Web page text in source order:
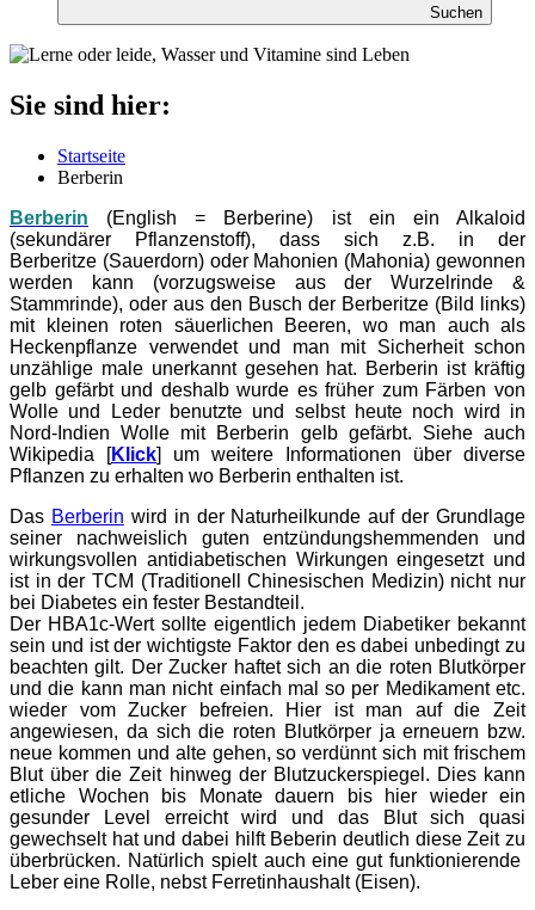
Suchen
Sie sind hier:
Startseite
Berberin
Berberin (English = Berberine) ist ein ein Alkaloid
(sekundärer Pflanzenstoff), dass sich z.B. in der
Berberitze (Sauerdorn) oder Mahonien (Mahonia) gewonnen
werden kann (vorzugsweise aus der Wurzelrinde &
Stammrinde), oder aus den Busch der Berberitze (Bild links)
mit kleinen roten säuerlichen Beeren, wo man auch als
Heckenpflanze verwendet und man mit Sicherheit schon
unzählige male unerkannt gesehen hat. Berberin ist kräftig
gelb gefärbt und deshalb wurde es früher zum Färben von
Wolle und Leder benutzte und selbst heute noch wird in
Nord-Indien Wolle mit Berberin gelb gefärbt. Siehe auch
Wikipedia [Klick] um weitere Informationen über diverse
Pflanzen zu erhalten wo Berberin enthalten ist.
Das Berberin wird in der Naturheilkunde auf der Grundlage
seiner nachweislich guten entzündungshemmenden und
wirkungsvollen antidiabetischen Wirkungen eingesetzt und
ist in der TCM (Traditionell Chinesischen Medizin) nicht nur
bei Diabetes ein fester Bestandteil.
Der HBA1c-Wert sollte eigentlich jedem Diabetiker bekannt
sein und ist der wichtigste Faktor den es dabei unbedingt zu
beachten gilt. Der Zucker haftet sich an die roten Blutkörper
und die kann man nicht einfach mal so per Medikament etc.
wieder vom Zucker befreien. Hier ist man auf die Zeit
angewiesen, da sich die roten Blutkörper ja erneuern bzw.
neue kommen und alte gehen, so verdünnt sich mit frischem
Blut über die Zeit hinweg der Blutzuckerspiegel. Dies kann
etliche Wochen bis Monate dauern bis hier wieder ein
gesunder Level erreicht wird und das Blut sich quasi
gewechselt hat und dabei hilft Beberin deutlich diese Zeit zu
überbrücken. Natürlich spielt auch eine gut funktionierende
Leber eine Rolle, nebst Ferretinhaushalt (Eisen).